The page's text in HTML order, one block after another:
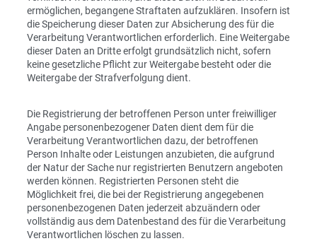
ermöglichen, begangene Straftaten aufzuklären. Insofern ist
die Speicherung dieser Daten zur Absicherung des für die
Verarbeitung Verantwortlichen erforderlich. Eine Weitergabe
dieser Daten an Dritte erfolgt grundsätzlich nicht, sofern
keine gesetzliche Pflicht zur Weitergabe besteht oder die
Weitergabe der Strafverfolgung dient.
Die Registrierung der betroffenen Person unter freiwilliger
Angabe personenbezogener Daten dient dem für die
Verarbeitung Verantwortlichen dazu, der betroffenen
Person Inhalte oder Leistungen anzubieten, die aufgrund
der Natur der Sache nur registrierten Benutzern angeboten
werden können. Registrierten Personen steht die
Möglichkeit frei, die bei der Registrierung angegebenen
personenbezogenen Daten jederzeit abzuändern oder
vollständig aus dem Datenbestand des für die Verarbeitung
Verantwortlichen löschen zu lassen.